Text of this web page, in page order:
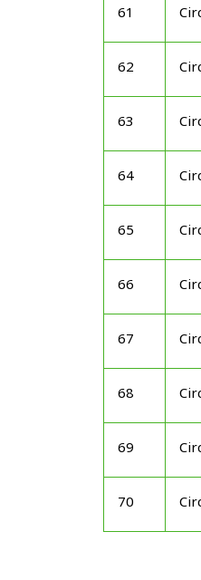
61
62
63
64
65
66
67
68
69
70